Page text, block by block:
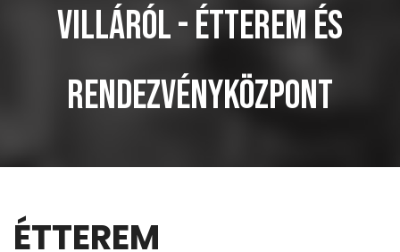
Villáról - Étterem és
Rendezvényközpont
ÉTTEREM